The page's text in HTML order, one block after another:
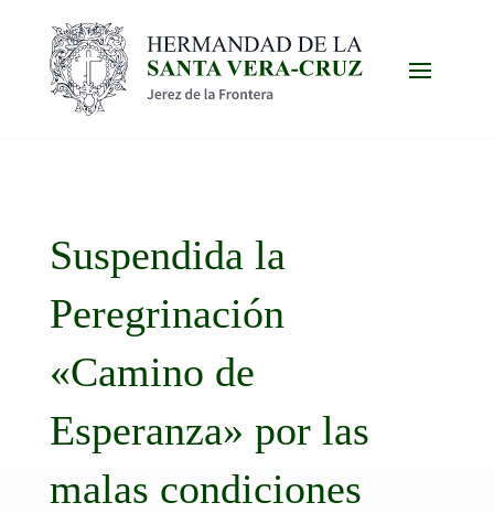
Suspendida la
Peregrinación
«Camino de
Esperanza» por las
malas condiciones